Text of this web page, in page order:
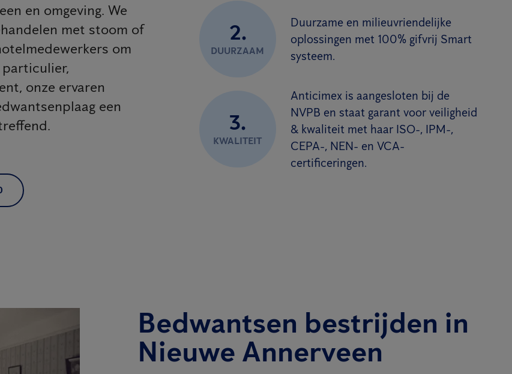
en omgeving. We
met stoom of
om
onze ervaren
een
2.
DUURZAAM
Duurzame en milieuvriendelijke
oplossingen met 100% gifvrij Smart
systeem.
3.
KWALITEIT
Anticimex is aangesloten bij de
NVPB en staat garant voor veiligheid
& kwaliteit met haar ISO-, IPM-,
CEPA-, NEN- en VCA-
certificeringen.
Bedwantsen bestrijden in
Nieuwe Annerveen